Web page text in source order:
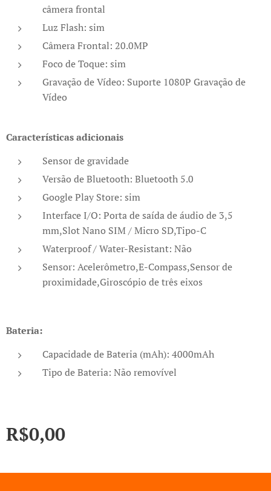
câmera frontal
Luz Flash: sim
Câmera Frontal: 20.0MP
Foco de Toque: sim
Gravação de Vídeo: Suporte 1080P Gravação de
Vídeo
Características adicionais
Sensor de gravidade
Versão de Bluetooth: Bluetooth 5.0
Google Play Store: sim
Interface I/O: Porta de saída de áudio de 3,5
mm,Slot Nano SIM / Micro SD,Tipo-C
Waterproof / Water-Resistant: Não
Sensor: Acelerômetro,E-Compass,Sensor de
proximidade,Giroscópio de três eixos
Bateria:
Capacidade de Bateria (mAh): 4000mAh
Tipo de Bateria: Não removível
R$0,00